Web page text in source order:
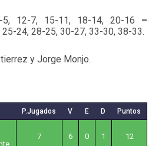
5, 12-7, 15-11, 18-14, 20-16 –
24, 28-25, 30-27, 33-30, 38-33.
y Jorge Monjo.
P.Jugados V E D Puntos
7 6 0 1 12